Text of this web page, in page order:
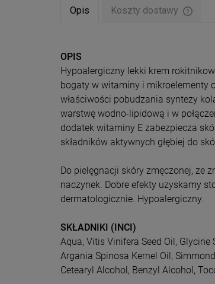
Opis Koszty dostawy
OPIS
Hypoalergiczny lekki krem
bogaty w witaminy i mikroelementy
właściwości pobudzania syntezy
warstwę wodno-lipidową i w
dodatek witaminy E zabezpiecza
składników aktywnych głębiej do
Do pielęgnacji skóry zmęczonej, ze
naczynek. Dobre efekty uzyskamy
dermatologicznie. Hypoalergiczny.
SKŁADNIKI (INCI)
Aqua, Vitis Vinifera Seed Oil,
Argania Spinosa Kernel Oil,
Cetearyl Alcohol, Benzyl Alcohol,